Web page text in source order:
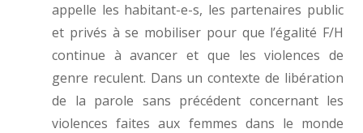
appelle les habitant-e-s, les partenaires public
et privés à se mobiliser pour que l’égalité F/H
continue à avancer et que les violences de
genre reculent. Dans un contexte de libération
de la parole sans précédent concernant les
violences faites aux femmes dans le monde